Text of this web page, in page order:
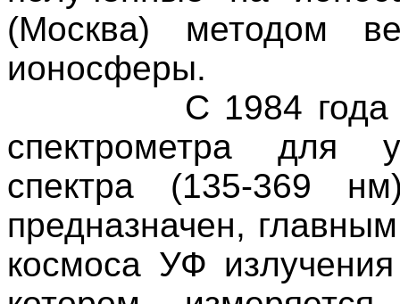
(Москва) методом
ионосферы.
С 1984 года
спектрометра для
спектра (135-369
предназначен,
космоса УФ